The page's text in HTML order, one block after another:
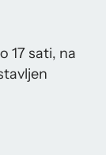
17 sati, na